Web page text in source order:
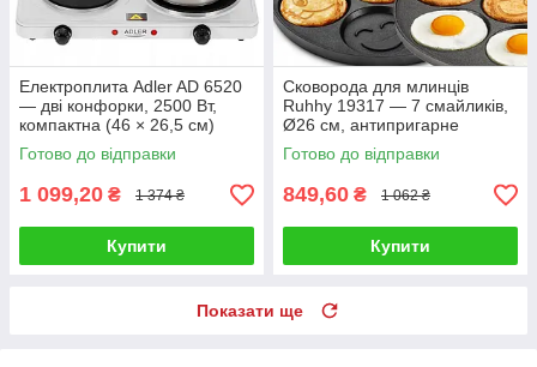
Електроплита Adler AD 6520
— дві конфорки, 2500 Вт,
компактна (46 × 26,5 см)
Готово до відправки
1 099,20 ₴ 1 374 ₴
Купити
Сковорода для млинців
Ruhhy 19317 — 7 смайликів,
Ø26 см, антипригарне
покриття, для всіх типів плит
Готово до відправки
849,60 ₴ 1 062 ₴
Купити
Показати ще